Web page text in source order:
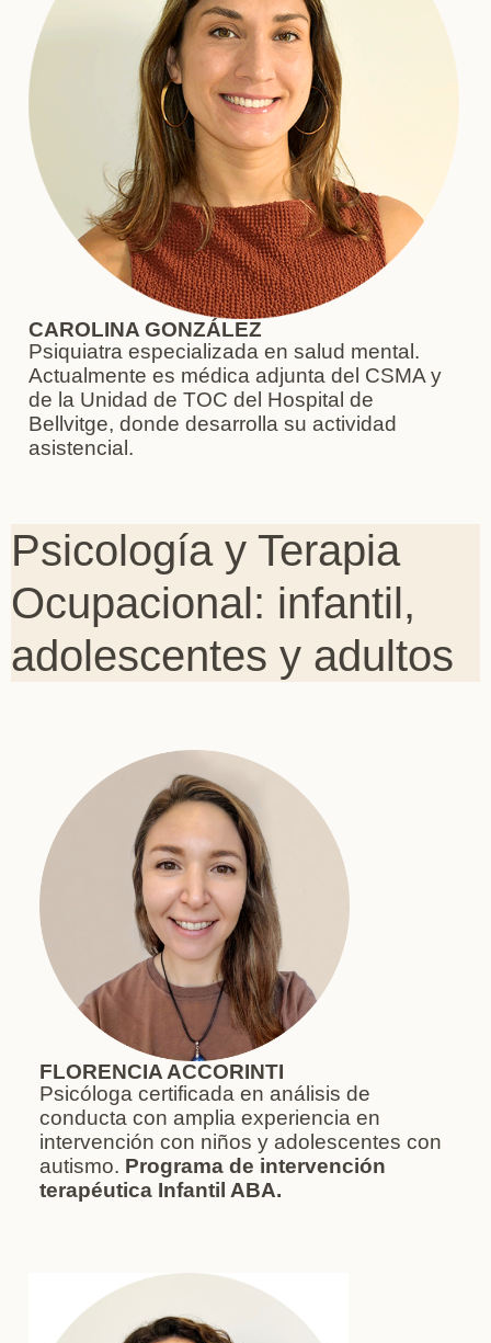
CAROLINA GONZÁLEZ
Psiquiatra especializada en salud mental.
Actualmente es médica adjunta del CSMA y
de la Unidad de TOC del Hospital de
Bellvitge, donde desarrolla su actividad
asistencial.
Psicología y Terapia
Ocupacional: infantil,
adolescentes y adultos
FLORENCIA ACCORINTI
Psicóloga certificada en análisis de
conducta con amplia experiencia en
intervención con niños y adolescentes con
autismo. Programa de intervención
terapéutica Infantil ABA.